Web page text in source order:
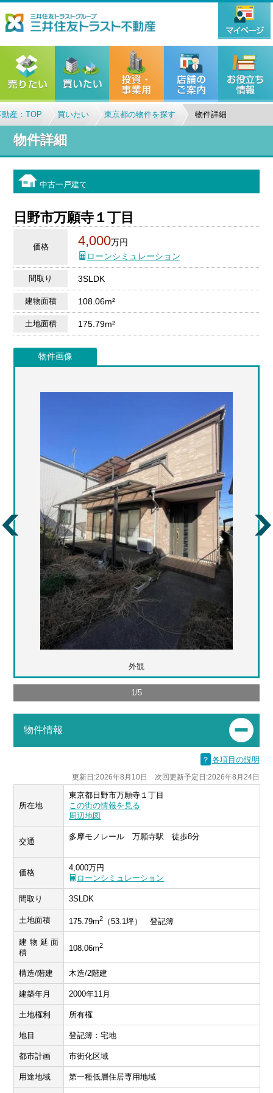
産：TOP 買いたい 東京都の物件を探す 物件詳細
物件詳細
中古一戸建て
日野市万願寺１丁目
価格 4,000万円
ローンシミュレーション
間取り 3SLDK
建物面積 108.06m²
土地面積 175.79m²
物件画像
外観
1/5
物件情報
？ 各項目の説明
更新日:2026年8月10日 次回更新予定日:2026年8月24日
所在地
東京都日野市万願寺１丁目
この街の情報を見る
周辺地図
交通
多摩モノレール 万願寺駅 徒歩8分
価格
4,000万円
ローンシミュレーション
間取り 3SLDK
土地面積 175.79m2 （53.1坪） 登記簿
建物延面
積
108.06m2
構造/階建 木造/2階建
建築年月 2000年11月
土地権利 所有権
地目 登記簿：宅地
都市計画 市街化区域
用途地域 第一種低層住居専用地域